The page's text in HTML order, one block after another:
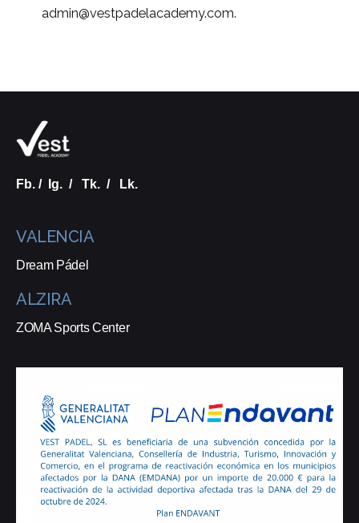
admin@vestpadelacademy.com.
Fb. / Ig. / Tk. / Lk.
VALENCIA
Dream Pádel
ALZIRA
ZOMA Sports Center